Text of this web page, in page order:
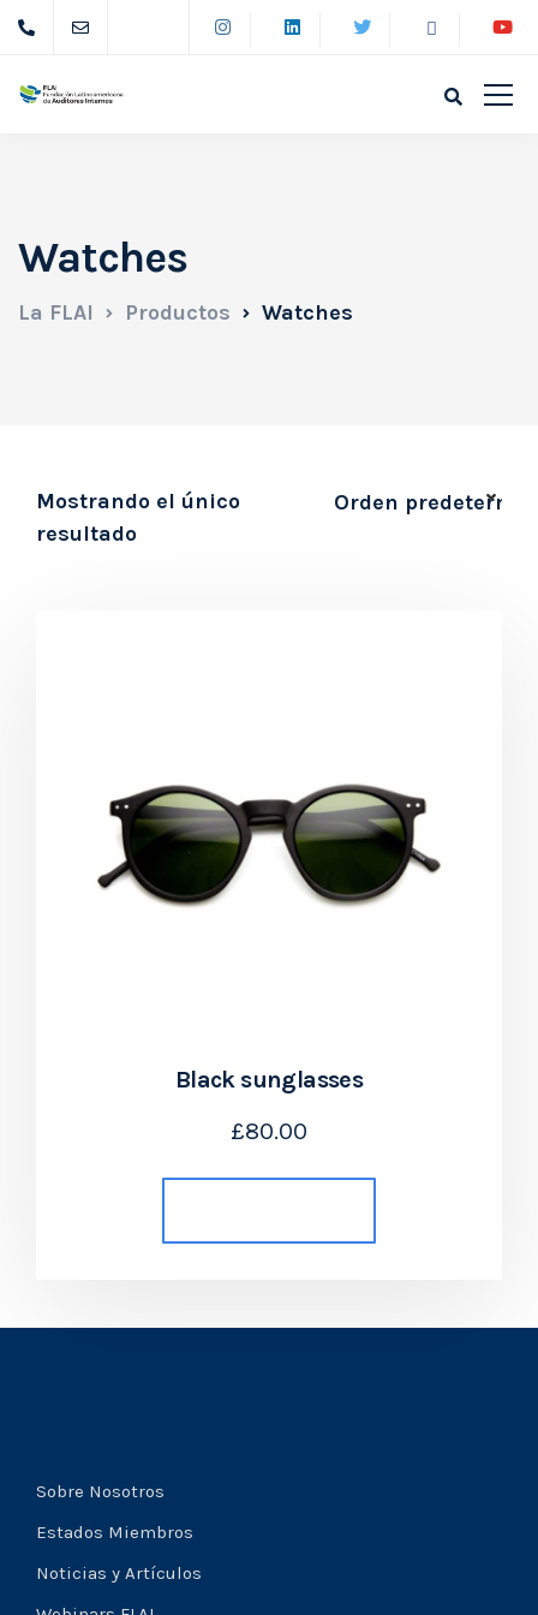
Watches
La FLAI Productos Watches
Mostrando el único
resultado
Black sunglasses
£80.00
Sobre Nosotros
Estados Miembros
Noticias y Artículos